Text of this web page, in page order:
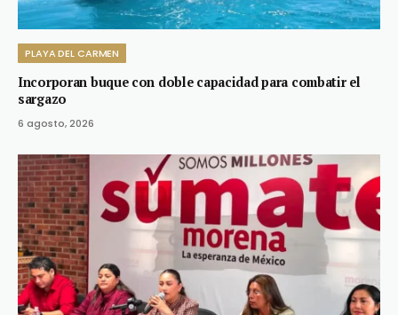
PLAYA DEL CARMEN
Incorporan buque con doble capacidad para combatir el
sargazo
6 agosto, 2026